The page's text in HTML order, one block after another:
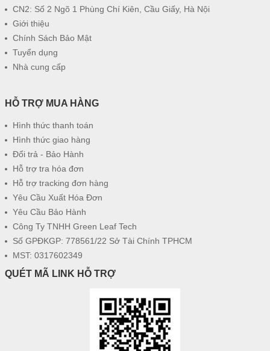
CN2: Số 2 Ngõ 1 Phùng Chí Kiên, Cầu Giấy, Hà Nội
Giới thiệu
Chính Sách Bảo Mật
Tuyển dụng
Nhà cung cấp
HỖ TRỢ MUA HÀNG
Hình thức thanh toán
Hình thức giao hàng
Đổi trả - Bảo Hành
Hỗ trợ tra hóa đơn
Hỗ trợ tracking đơn hàng
Yêu Cầu Xuất Hóa Đơn
Yêu Cầu Bảo Hành
Công Ty TNHH Green Leaf Tech
Số GPĐKGP: 778561/22 Sở Tài Chính TPHCM
MST: 0317602349
QUÉT MÃ LINK HỖ TRỢ